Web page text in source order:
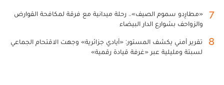
7
«مطارِدو سموم الصيف».. رحلة ميدانية مع فرقة لمكافحة القوارض
والزواحف بشوارع الدار البيضاء
8
تقرير أمني يكشف المستور: «أيادي جزائرية» وجهت الاقتحام الجماعي
لسبتة ومليلية عبر «غرفة قيادة رقمية»